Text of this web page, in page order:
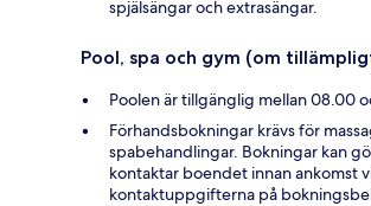
spjälsängar och extrasängar.
Pool, spa och gym (om
Poolen är tillgänglig mellan 08.00
Förhandsbokningar krävs för
spabehandlingar. Bokningar kan
kontaktar boendet innan ankomst
kontaktuppgifterna på